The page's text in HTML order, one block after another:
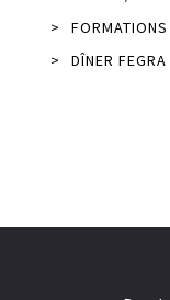
>
FORMATIONS
>
DÎNER FEGRA